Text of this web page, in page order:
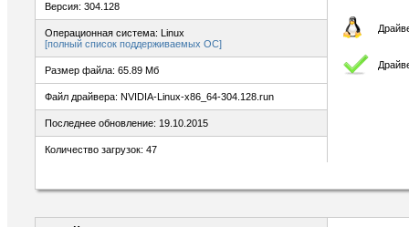
Версия: 304.128
Операционная система: Linux
[полный список поддерживаемых ОС]
Размер файла: 65.89 Мб
Файл драйвера: NVIDIA-Linux-x86_64-304.128.run
Последнее обновление: 19.10.2015
Количество загрузок: 47